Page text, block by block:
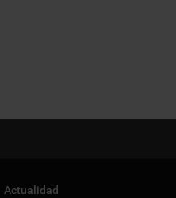
Actualidad